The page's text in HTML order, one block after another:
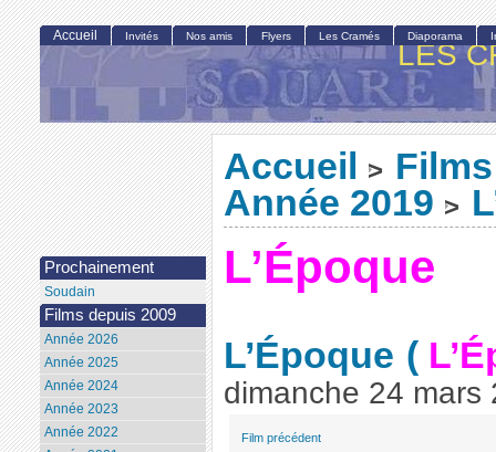
LES
Accueil >
Année 2019 >
L’Époque
L’Époque (
dimanche 24 mars
Film précédent
Accueil Invités Nos amis Flyers Les Cramés Diaporama
Prochainement
Soudain
Films depuis 2009
Année 2026
Année 2025
Année 2024
Année 2023
Année 2022